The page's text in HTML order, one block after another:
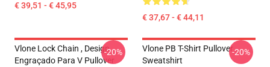
€ 39,51 - € 45,95
€ 37,67 - € 44,11
Vlone Lock Chain , Design
Engraçado Para V Pullover
-20%
Vlone PB T-Shirt Pullover
Sweatshirt
-20%